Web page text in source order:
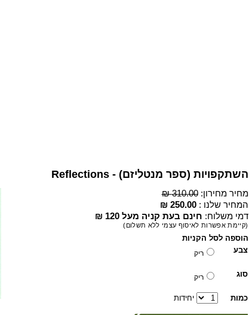
השתקפויות (ספר מנטליזם) - Reflections
מחיר מחירון:310.00 ₪
המחיר שלנו :250.00 ₪
דמי משלוח: חינם בעת קניה מעל 120 ₪
(קיימת אפשרות לאיסוף עצמי ללא תשלום)
הוספה לסל הקניות
צבע
ריק
סוג ריק
כמות יחידות